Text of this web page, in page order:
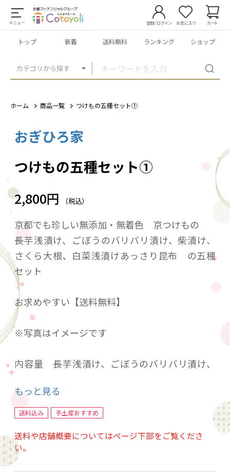
メニュー
カテゴリから探す
登録/ログイン お気に入り カート
トップ 新着 送料無料 ランキング ショップ
ホーム 商品一覧 つけもの五種セット①
おぎひろ家
つけもの五種セット①
2,800円 （税込）
京都でも珍しい無添加・無着色 京つけもの
長芋浅漬け、ごぼうのバリバリ漬け、柴漬け、
さくら大根、白菜浅漬けあっさり昆布 の五種
セット
お求めやすい【送料無料】
※写真はイメージです
内容量 長芋浅漬け、ごぼうのバリバリ漬け、
白菜浅漬けあっさり昆布120ｇ
無添加・無着色商品の為、到着後3日以内にお召
し上がりください
もっと見る
送料込み 手土産おすすめ
送料や店舗概要についてはページ下部をご覧くださ
い。